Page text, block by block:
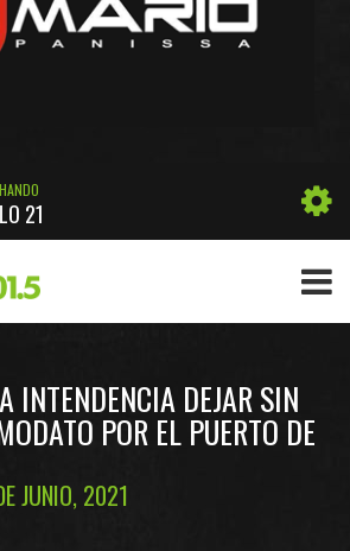
21
INTENDENCIA DEJAR SIN
POR EL PUERTO DE
JUNIO, 2021